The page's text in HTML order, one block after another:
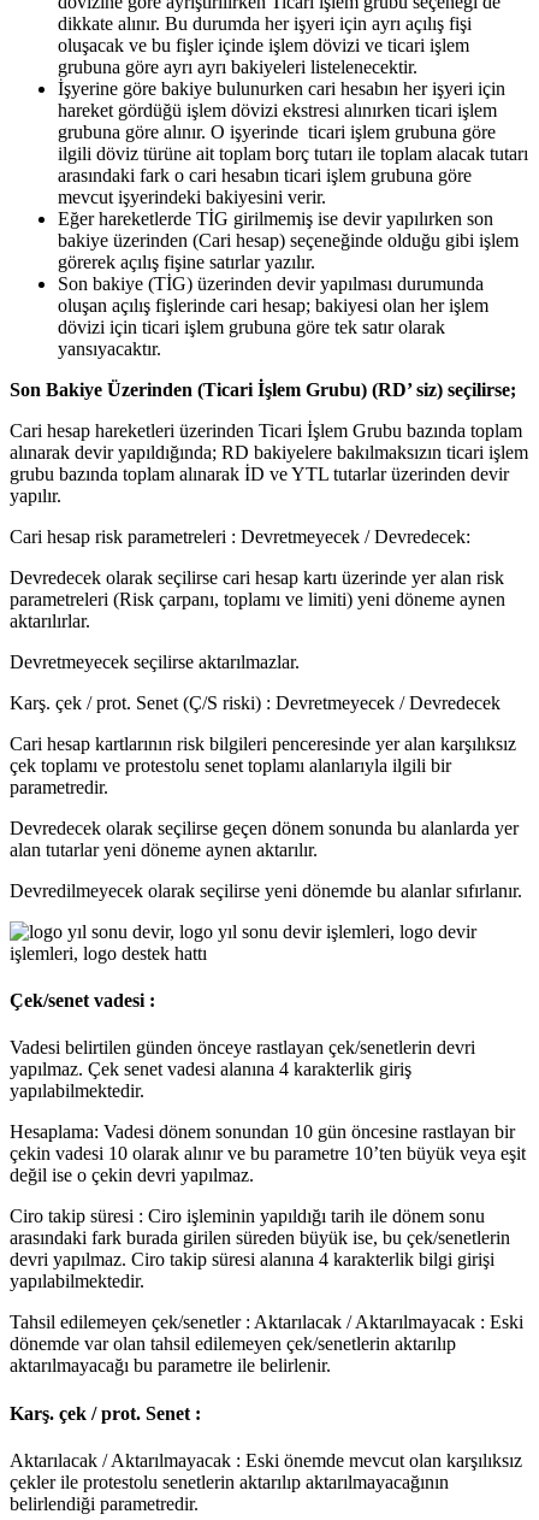
dikkate alınır. Bu durumda her işyeri için ayrı açılış fişi
oluşacak ve bu fişler içinde işlem dövizi ve ticari işlem
grubuna göre ayrı ayrı bakiyeleri listelenecektir.
İşyerine göre bakiye bulunurken cari hesabın her işyeri için
hareket gördüğü işlem dövizi ekstresi alınırken ticari işlem
grubuna göre alınır. O işyerinde ticari işlem grubuna göre
ilgili döviz türüne ait toplam borç tutarı ile toplam alacak tutarı
arasındaki fark o cari hesabın ticari işlem grubuna göre
mevcut işyerindeki bakiyesini verir.
Eğer hareketlerde TİG girilmemiş ise devir yapılırken son
bakiye üzerinden (Cari hesap) seçeneğinde olduğu gibi işlem
görerek açılış fişine satırlar yazılır.
Son bakiye (TİG) üzerinden devir yapılması durumunda
oluşan açılış fişlerinde cari hesap; bakiyesi olan her işlem
dövizi için ticari işlem grubuna göre tek satır olarak
yansıyacaktır.
Son Bakiye Üzerinden (Ticari İşlem Grubu) (RD’ siz) seçilirse;
Cari hesap hareketleri üzerinden Ticari İşlem Grubu bazında toplam
alınarak devir yapıldığında; RD bakiyelere bakılmaksızın ticari işlem
grubu bazında toplam alınarak İD ve YTL tutarlar üzerinden devir
yapılır.
Cari hesap risk parametreleri : Devretmeyecek / Devredecek:
Devredecek olarak seçilirse cari hesap kartı üzerinde yer alan risk
parametreleri (Risk çarpanı, toplamı ve limiti) yeni döneme aynen
aktarılırlar.
Devretmeyecek seçilirse aktarılmazlar.
Karş. çek / prot. Senet (Ç/S riski) : Devretmeyecek / Devredecek
Cari hesap kartlarının risk bilgileri penceresinde yer alan karşılıksız
çek toplamı ve protestolu senet toplamı alanlarıyla ilgili bir
parametredir.
Devredecek olarak seçilirse geçen dönem sonunda bu alanlarda yer
alan tutarlar yeni döneme aynen aktarılır.
Devredilmeyecek olarak seçilirse yeni dönemde bu alanlar sıfırlanır.
Çek/senet vadesi :
Vadesi belirtilen günden önceye rastlayan çek/senetlerin devri
yapılmaz. Çek senet vadesi alanına 4 karakterlik giriş
yapılabilmektedir.
Hesaplama: Vadesi dönem sonundan 10 gün öncesine rastlayan bir
çekin vadesi 10 olarak alınır ve bu parametre 10’ten büyük veya eşit
değil ise o çekin devri yapılmaz.
Ciro takip süresi : Ciro işleminin yapıldığı tarih ile dönem sonu
arasındaki fark burada girilen süreden büyük ise, bu çek/senetlerin
devri yapılmaz. Ciro takip süresi alanına 4 karakterlik bilgi girişi
yapılabilmektedir.
Tahsil edilemeyen çek/senetler : Aktarılacak / Aktarılmayacak : Eski
dönemde var olan tahsil edilemeyen çek/senetlerin aktarılıp
aktarılmayacağı bu parametre ile belirlenir.
Karş. çek / prot. Senet :
Aktarılacak / Aktarılmayacak : Eski önemde mevcut olan karşılıksız
çekler ile protestolu senetlerin aktarılıp aktarılmayacağının
belirlendiği parametredir.